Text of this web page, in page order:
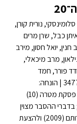
נורית קורן,
כבל, שרן מרים
יואל חסון, מירב
מרב מיכאלי,
פורר, חמד
עמארמס׳ הצעה: פ/3477/20 | הונחה:
21.11.2016מהות: הוספת פסקת מטרה (10)
ההסבר מצוין
שהצעה זו דומה להצעת רותם (2009) ולהצעת